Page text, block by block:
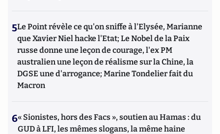
5Le Point révèle ce qu'on sniffe à l'Elysée, Marianne
que Xavier Niel hacke l'Etat; Le Nobel de la Paix
russe donne une leçon de courage, l'ex PM
australien une leçon de réalisme sur la Chine, la
DGSE une d'arrogance; Marine Tondelier fait du
Macron
6« Sionistes, hors des Facs », soutien au Hamas : du
GUD à LFI, les mêmes slogans, la même haine